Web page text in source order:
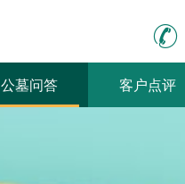
公墓问答 客户点评